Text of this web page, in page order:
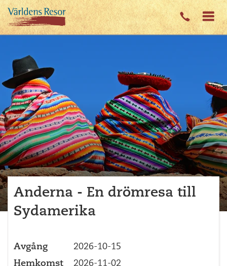
Anderna - En drömresa till
Sydamerika
Avgång
2026-10-15
Hemkomst
2026-11-02